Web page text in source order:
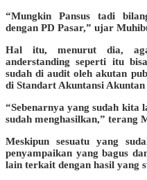
“Mungkin Pansus tadi
dengan PD Pasar,” ujar
Hal itu, menurut dia,
anderstanding seperti itu
sudah di audit oleh akutan
di Standart Akuntansi Akuntan
“Sebenarnya yang sudah kita
sudah menghasilkan,” terang
Meskipun sesuatu yang
penyampaikan yang bagus
lain terkait dengan hasil yang